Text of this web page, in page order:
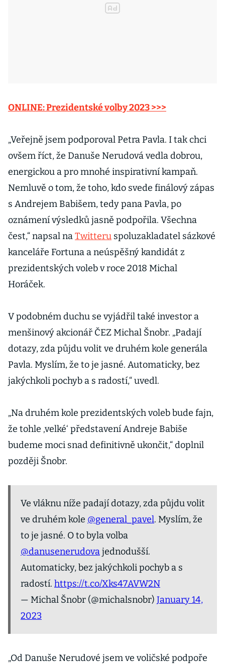
ONLINE: Prezidentské volby 2023 >>>
„Veřejně jsem podporoval Petra Pavla. I tak chci
ovšem říct, že Danuše Nerudová vedla dobrou,
energickou a pro mnohé inspirativní kampaň.
Nemluvě o tom, že toho, kdo svede finálový zápas
s Andrejem Babišem, tedy pana Pavla, po
oznámení výsledků jasně podpořila. Všechna
čest,“ napsal naTwitteru spoluzakladatel sázkové
kanceláře Fortuna a neúspěšný kandidát z
prezidentských voleb v roce 2018 Michal
Horáček.
V podobném duchu se vyjádřil také investor a
menšinový akcionář ČEZ Michal Šnobr. „Padají
dotazy, zda půjdu volit ve druhém kole generála
Pavla. Myslím, že to je jasné. Automaticky, bez
jakýchkoli pochyb a s radostí,“ uvedl.
„Na druhém kole prezidentských voleb bude fajn,
že tohle ‚velké‘ představení Andreje Babiše
budeme moci snad definitivně ukončit,“ doplnil
později Šnobr.
Ve vláknu níže padají dotazy, zda půjdu volit
ve druhém kole @general_pavel. Myslím, že
to je jasné. O to byla volba
@danusenerudovajednodušší.
Automaticky, bez jakýchkoli pochyb a s
radostí. https://t.co/Xks47AVW2N
— Michal Šnobr (@michalsnobr) January 14,
2023
„Od Danuše Nerudové jsem ve voličské podpoře